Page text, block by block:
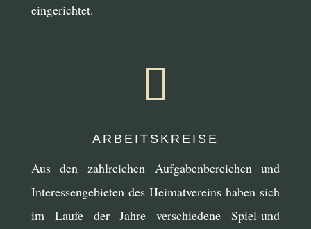
eingerichtet.

ARBEITSKREISE
Aus den zahlreichen Aufgabenbereichen und
Interessengebieten des Heimatvereins haben sich
im Laufe der Jahre verschiedene Spiel-und